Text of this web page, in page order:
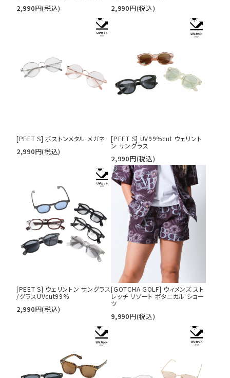
サイズ
M
L
40inc
KIDS
カラー
tune 絞り込んで検索する
2,990円(税込) 2,990円(税込)
[PEET S] ボストンメタル メガネ
2,990円(税込)
[PEET S] UV99%cut ウェリント
ン サングラス
2,990円(税込)
[PEET S] ウェリントン サングラス
/グラスUVcut99%
2,990円(税込)
[GOTCHA GOLF] ウィメンズ スト
レッチ リゾート ボタニカル ショー
ツ
9,990円(税込)